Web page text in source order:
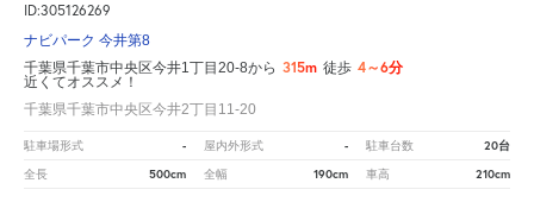
ID:305126269
ナビパーク 今井第8
千葉県千葉市中央区今井1丁目20-8から 315m 徒歩 4～6分
近くてオススメ！
千葉県千葉市中央区今井2丁目11-20
駐車場形式 - 屋内外形式 - 駐車台数 20台
全長 500cm 全幅 190cm 車高 210cm